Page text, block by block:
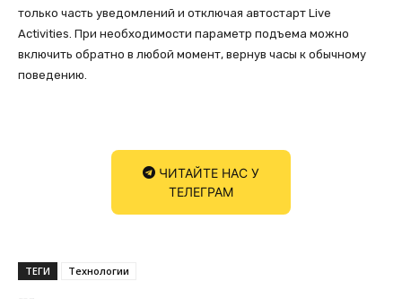
только часть уведомлений и отключая автостарт Live
Activities. При необходимости параметр подъема можно
включить обратно в любой момент, вернув часы к обычному
поведению.
ЧИТАЙТЕ НАС У
ТЕЛЕГРАМ
ТЕГИ Технологии